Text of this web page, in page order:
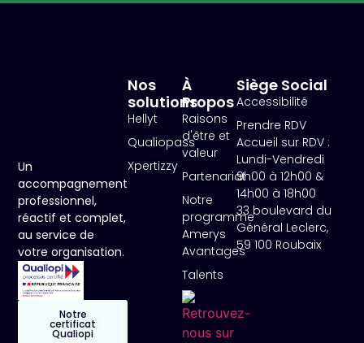
Un
accompagnement
professionnel,
réactif et complet,
au service de
votre organisation.
Notre
certificat
Qualiopi
À
Propos
Raisons
d'être et
valeur
Partenariat
Notre
programme
Amerys
Avantages
Talents
Nos
solutions
Hellyt
Qualiopass
Xpertizzy
Siège Social
Accessibilité
Prendre RDV
Accueil sur RDV :
Lundi-Vendredi
9h00 à 12h00 &
14h00 à 18h00
33 boulevard du
Général Leclerc,
59 100 Roubaix